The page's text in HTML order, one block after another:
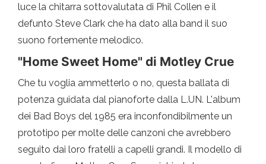
luce la chitarra sottovalutata di Phil Collen e il
defunto Steve Clark che ha dato alla band il suo
suono fortemente melodico.
"Home Sweet Home" di Motley Crue
Che tu voglia ammetterlo o no, questa ballata di
potenza guidata dal pianoforte dalla L.UN. L'album
dei Bad Boys del 1985 era inconfondibilmente un
prototipo per molte delle canzoni che avrebbero
seguito dai loro fratelli a capelli grandi. Il modello di